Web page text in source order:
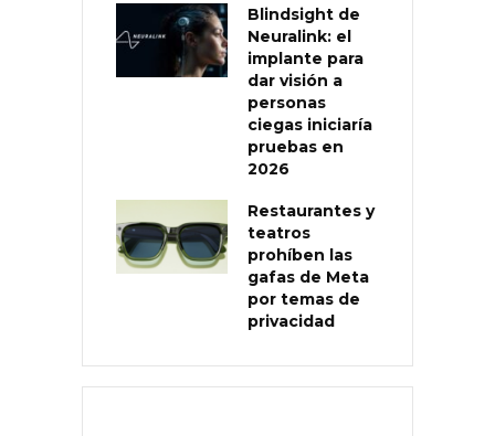
Blindsight de
Neuralink: el
implante para
dar visión a
personas
ciegas iniciaría
pruebas en
2026
Restaurantes y
teatros
prohíben las
gafas de Meta
por temas de
privacidad